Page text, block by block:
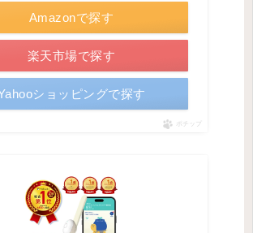
Amazonで探す
楽天市場で探す
ショッピングで探す
ポチップ